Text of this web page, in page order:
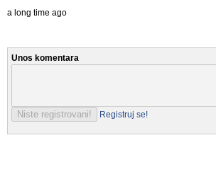
a long time ago
Unos komentara
Registruj se!